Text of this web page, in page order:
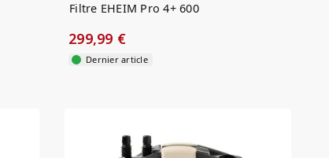
Filtre EHEIM Pro 4+ 600
299,99 €
Dernier article